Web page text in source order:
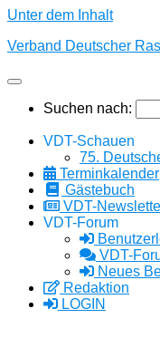
Unter dem Inhalt
Verband Deutscher
Suchen nach:
VDT-Schauen
75.
Terminkalender
Gästebuch
VDT-
VDT-Forum
VDT-
Neues
Redaktion
LOGIN